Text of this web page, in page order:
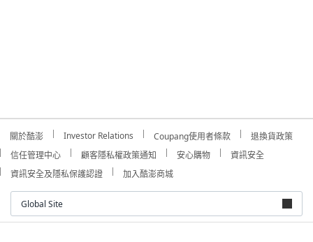
關於酷澎 Investor Relations Coupang使用者條款
退換貨政策
信任管理中心
顧客隱私權政策通知 安心購物
資訊安全
資訊安全及隱私保護認證
加入酷澎商城
Global Site